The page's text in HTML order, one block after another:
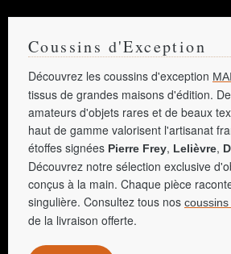
Coussins d'Exception
Découvrez les coussins d'exception
tissus de grandes maisons d'édition.
amateurs d'objets rares et de beaux
haut de gamme valorisent l'artisanat
étoffes signées Pierre Frey, Lelièvre,
Découvrez notre sélection exclusive
conçus à la main. Chaque pièce
singulière. Consultez tous nos
de la livraison offerte.